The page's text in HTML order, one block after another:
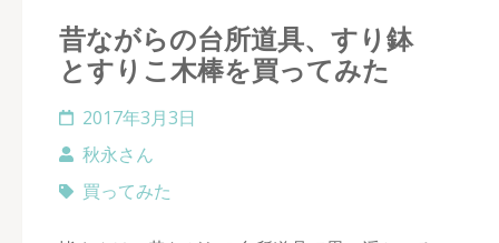
昔ながらの台所道具、すり鉢
とすりこ木棒を買ってみた
2017年3月3日
秋永さん
買ってみた